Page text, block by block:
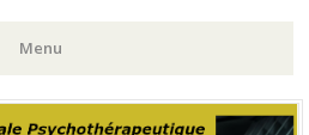
Menu